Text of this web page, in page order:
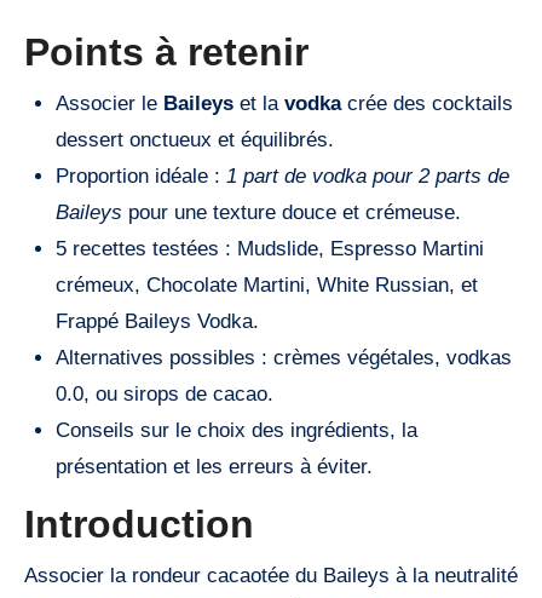
Points à retenir
Associer le Baileyset la vodkacrée des cocktails
dessert onctueux et équilibrés.
Proportion idéale : 1 part de vodka pour 2 parts de
Baileys pour une texture douce et crémeuse.
5 recettes testées : Mudslide, Espresso Martini
crémeux, Chocolate Martini, White Russian, et
Frappé Baileys Vodka.
Alternatives possibles : crèmes végétales, vodkas
0.0, ou sirops de cacao.
Conseils sur le choix des ingrédients, la
présentation et les erreurs à éviter.
Introduction
Associer la rondeur cacaotée du Baileys à la neutralité